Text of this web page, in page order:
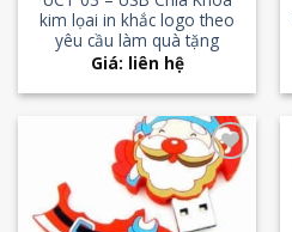
kim lọai in khắc logo theo
yêu cầu làm quà tặng
Giá: liên hệ
Add to
Wishlist